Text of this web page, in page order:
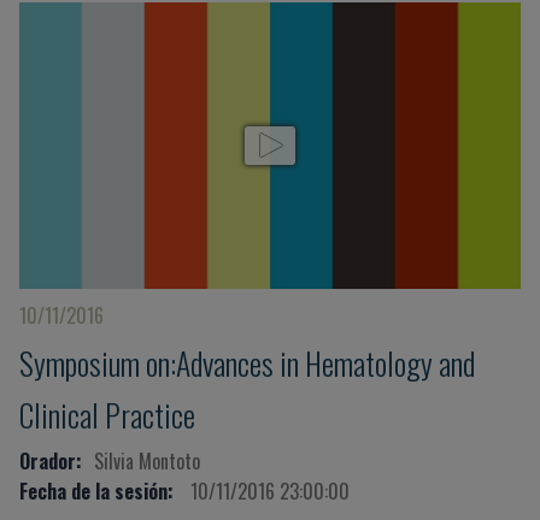
10/11/2016
Symposium on:Advances in Hematology and
Clinical Practice
Orador: Silvia Montoto
Fecha de la sesión:
10/11/2016 23:00:00